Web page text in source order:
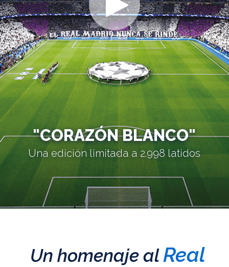
"CORAZÓN BLANCO"
Una edición limitada a 2.998 latidos
Un homenaje alReal